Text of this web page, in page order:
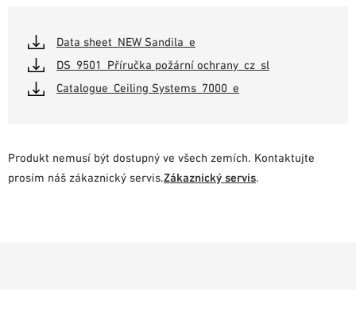
Data sheet_NEW Sandila_e
DS_9501_Příručka požární ochrany_cz_sl
Catalogue_Ceiling Systems_7000_e
Produkt nemusí být dostupný ve všech zemích. Kontaktujte
prosím náš zákaznický servis.Zákaznický servis.